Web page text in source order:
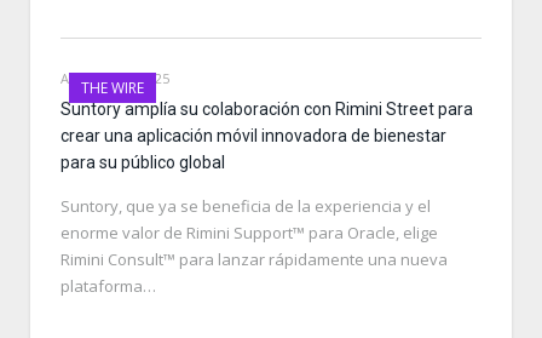
THE WIRE
AUGUST 14, 2025
Suntory amplía su colaboración con Rimini Street para
crear una aplicación móvil innovadora de bienestar
para su público global
Suntory, que ya se beneficia de la experiencia y el
enorme valor de Rimini Support™ para Oracle, elige
Rimini Consult™ para lanzar rápidamente una nueva
plataforma…